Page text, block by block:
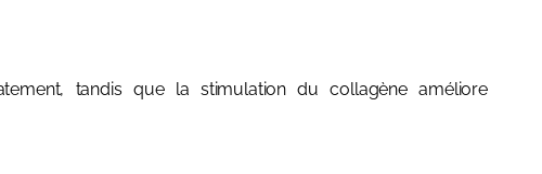
tandis que la stimulation du collagène améliore